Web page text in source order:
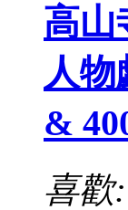
高山
人物
&
喜